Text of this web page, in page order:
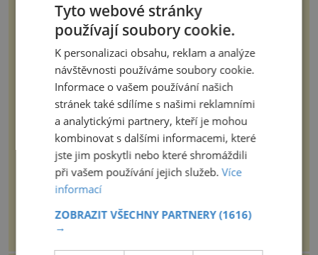
ztratili před miliony let, by
mohl pomoci s léčbou
„nemoci králů“
Dna je zánětlivé onemocnění kloubů,
které vzniká kvůli nadbytku kyseliny
močové v těle. Ta se ve formě
krystalků ukládá v blízkosti kloubů,
nejčastěji přitom postihuje palce na
nohou, a způsobuje bole...
21stoleti.cz
První sluchátka Hermés
inspirovala slavná kabelka
Vůbec první sluchátka od módního
Ateliers Horizons. Elegantní gadget
si vyžádal dva roky vývoje a chlubí
Tyto webové stránky
používají soubory cookie.
K personalizaci obsahu, reklam a analýze
návštěvnosti používáme soubory cookie.
Informace o vašem používání našich
stránek také sdílíme s našimi reklamními
a analytickými partnery, kteří je mohou
kombinovat s dalšími informacemi, které
jste jim poskytli nebo které shromáždili
při vašem používání jejich služeb.Více
informací
ZOBRAZIT VŠECHNY PARTNERY(1616)
→